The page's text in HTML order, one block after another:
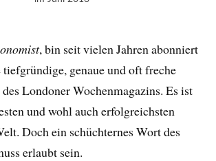
, bin seit vielen Jahren abonniert
tiefgründige, genaue und oft freche
Londoner Wochenmagazins. Es ist
und wohl auch erfolgreichsten
Doch ein schüchternes Wort des
erlaubt sein.